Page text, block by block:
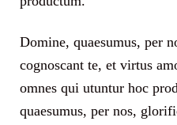
Domine, quaesumus, per
cognoscant te, et virtus
omnes qui utuntur hoc
quaesumus, per nos,